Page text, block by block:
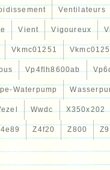
Ventilateurs
Vient Vigoureux
Vkmc01251
Vp4flh8600ab
Waterpump
Wwdc X350x202
Z4f20 Z800